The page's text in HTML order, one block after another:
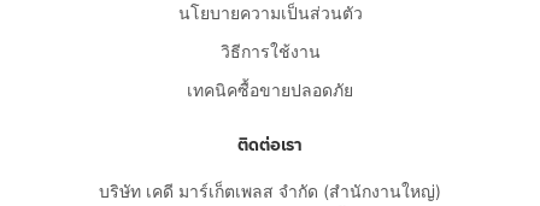
นโยบายความเป็นส่วนตัว
วิธีการใช้งาน
เทคนิคซื้อขายปลอดภัย
ติดต่อเรา
บริษัท เคดี มาร์เก็ตเพลส จำกัด (สำนักงานใหญ่)